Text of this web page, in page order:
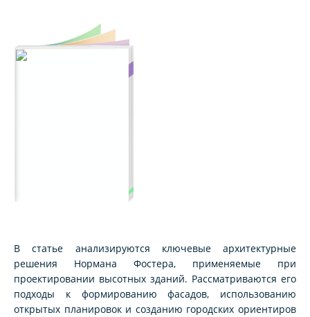
В статье анализируются ключевые архитектурные
решения Нормана Фостера, применяемые при
проектировании высотных зданий. Рассматриваются его
подходы к формированию фасадов, использованию
открытых планировок и созданию городских ориентиров